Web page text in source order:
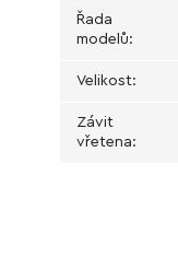
Řada
modelů:
Velikost:
Závit
vřetena: